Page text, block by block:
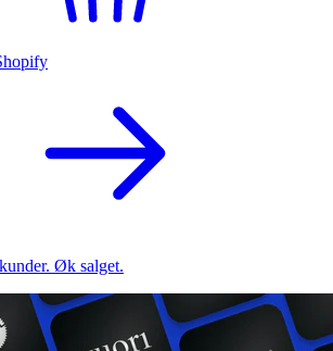
Øk salget.